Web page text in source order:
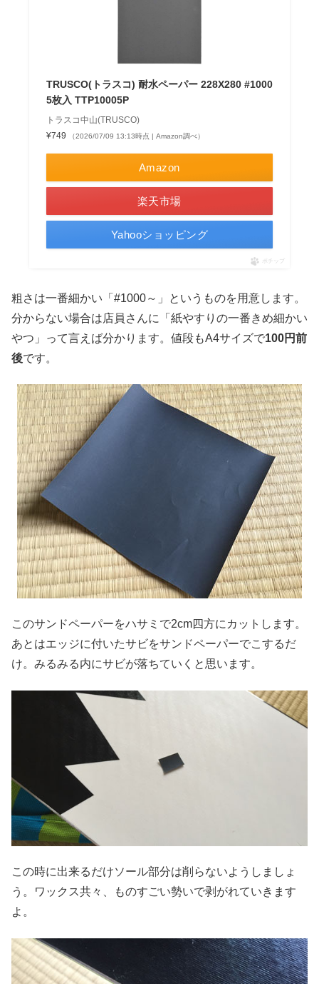
TRUSCO(トラスコ) 耐水ペーパー 228X280 #1000
5枚入 TTP10005P
トラスコ中山(TRUSCO)
¥749
（2026/07/09 13:13時点 | Amazon調べ）
Amazon
楽天市場
Yahooショッピング
ポチップ
粗さは一番細かい「#1000～」というものを用意します。
分からない場合は店員さんに「紙やすりの一番きめ細かい
やつ」って言えば分かります。値段もA4サイズで100円前
後です。
このサンドペーパーをハサミで2cm四方にカットします。
あとはエッジに付いたサビをサンドペーパーでこするだ
け。みるみる内にサビが落ちていくと思います。
この時に出来るだけソール部分は削らないようしましょ
う。ワックス共々、ものすごい勢いで剥がれていきます
よ。